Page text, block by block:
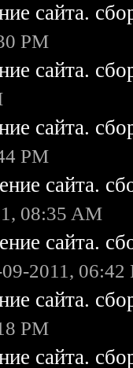
сайта.
PM
сайта.
сайта.
PM
сайта.
08:35 AM
сайта.
2011, 06:42
сайта.
PM
сайта.